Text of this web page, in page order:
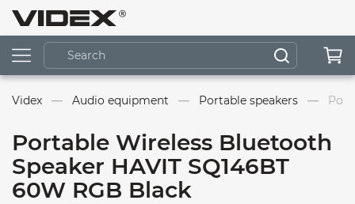
Videx Audio equipment Portable speakers
Portable Wireless Bluetooth
Speaker HAVIT SQ146BT
60W RGB Black